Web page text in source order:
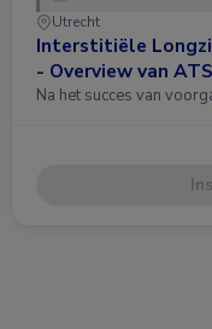
Utrecht
Interstitiële
- Overview van
Na het succes van